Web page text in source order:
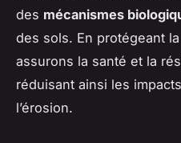
des mécanismes
des sols. En protégeant
assurons la santé et la
réduisant ainsi les
l’érosion.